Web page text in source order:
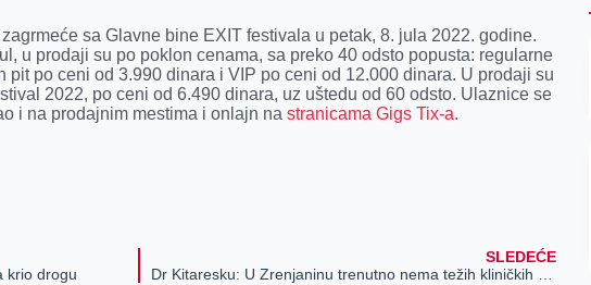
sa Glavne bine EXIT festivala u petak, 8. jula 2022. godine.
u prodaji su po poklon cenama, sa preko 40 odsto popusta: regularne
pit po ceni od 3.990 dinara i VIP po ceni od 12.000 dinara. U prodaji su
2022, po ceni od 6.490 dinara, uz uštedu od 60 odsto. Ulaznice se
i na prodajnim mestima i onlajn nastranicama Gigs Tix-a.
krio drogu
SLEDEĆE